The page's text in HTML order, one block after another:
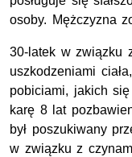
osoby. Mężczyzna
30-latek w związku
uszkodzeniami
pobiciami, jakich
karę 8 lat
był poszukiwany
w związku z